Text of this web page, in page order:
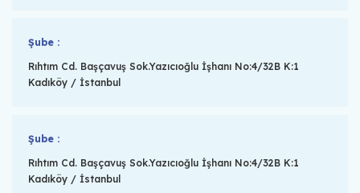
Şube :
Rıhtım Cd. Başçavuş Sok.Yazıcıoğlu İşhanı No:4/32B K:1
Kadıköy / İstanbul
Şube :
Rıhtım Cd. Başçavuş Sok.Yazıcıoğlu İşhanı No:4/32B K:1
Kadıköy / İstanbul